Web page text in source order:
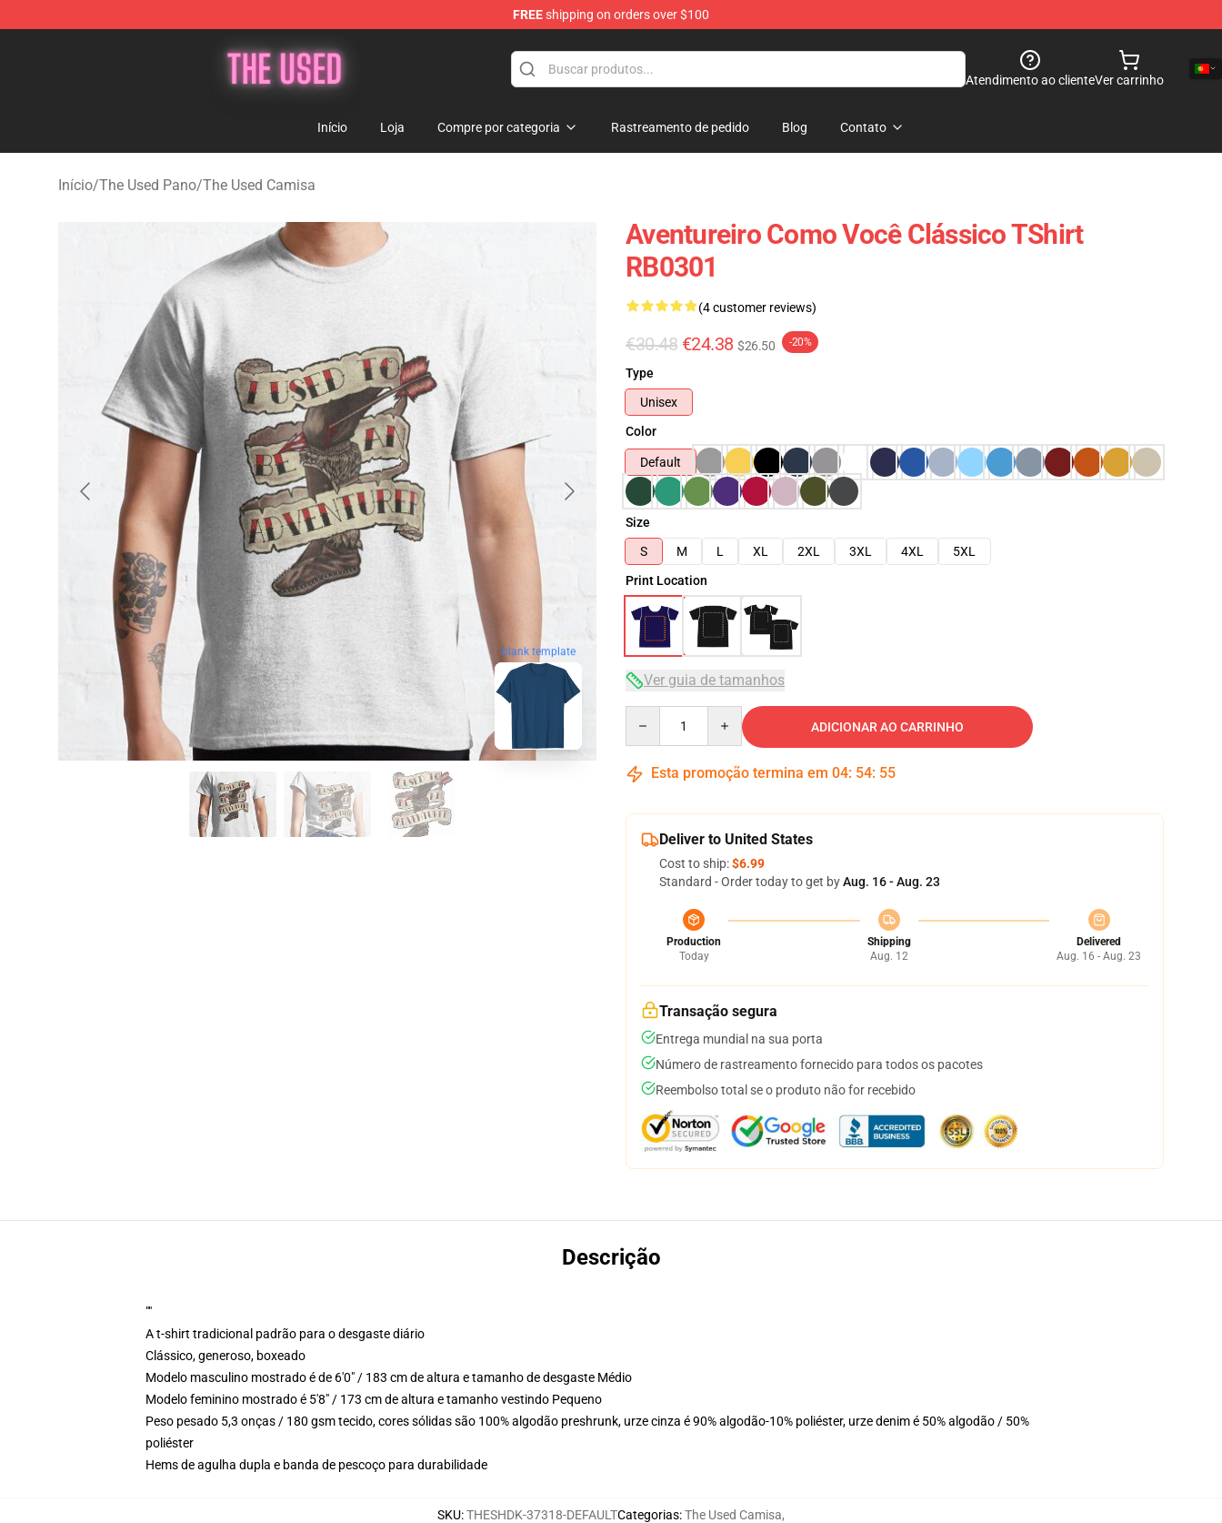
FREEshipping on orders over $100
Atendimento ao clienteVer carrinho
Início Loja Compre por categoria Rastreamento de pedido Blog Contato
Início/The Used Pano/The Used Camisa
blank template
Aventureiro Como Você Clássico TShirt
RB0301
(4 customer reviews)
€30.48 €24.38 $26.50 -20%
Type
Unisex
Color
Default
Size
S
M L XL 2XL 3XL 4XL
5XL
Print Location
Ver guia de tamanhos
ADICIONAR AO CARRINHO
Esta promoção termina em 04: 54: 54
Deliver to United States
Cost to ship:$6.99
Standard - Order today to get byAug. 16 - Aug. 23
Production
Today
Shipping
Aug. 12
Delivered
Aug. 16 - Aug. 23
Transação segura
Entrega mundial na sua porta
Número de rastreamento fornecido para todos os pacotes
Reembolso total se o produto não for recebido
Descrição
""
A t-shirt tradicional padrão para o desgaste diário
Clássico, generoso, boxeado
Modelo masculino mostrado é de 6'0" / 183 cm de altura e tamanho de desgaste Médio
Modelo feminino mostrado é 5'8" / 173 cm de altura e tamanho vestindo Pequeno
Peso pesado 5,3 onças / 180 gsm tecido, cores sólidas são 100% algodão preshrunk, urze cinza é 90% algodão-10% poliéster, urze denim é 50% algodão / 50%
poliéster
Hems de agulha dupla e banda de pescoço para durabilidade
SKU:THESHDK-37318-DEFAULTCategorias:The Used Camisa,